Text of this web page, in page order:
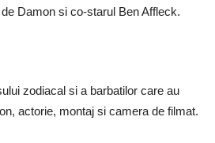
Damon si co-starul Ben Affleck.
zodiacal si a barbatilor care au
actorie, montaj si camera de filmat.